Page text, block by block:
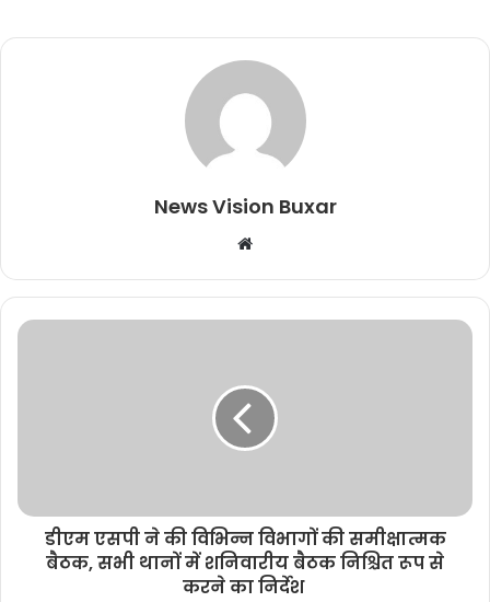
News Vision Buxar
b
s
डीएम एसपी ने की विभिन्न विभागों की समीक्षात्मक
बैठक, सभी थानों में शनिवारीय बैठक निश्चित रूप से
करने का निर्देश